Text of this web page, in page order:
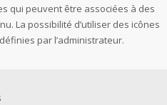
qui peuvent être associées à des
La possibilité d’utiliser des icônes
par l’administrateur.